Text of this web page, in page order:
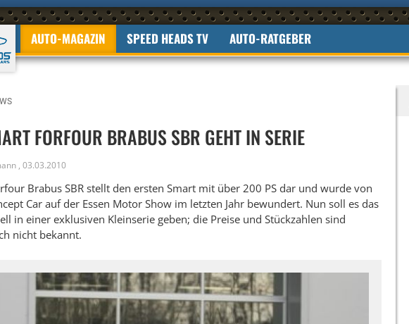
AUTO-MAGAZIN SPEED HEADS TV AUTO-RATGEBER
FORFOUR BRABUS SBR GEHT IN SERIE
, 03.03.2010
Brabus SBR stellt den ersten Smart mit über 200 PS dar und wurde von
Car auf der Essen Motor Show im letzten Jahr bewundert. Nun soll es das
in einer exklusiven Kleinserie geben; die Preise und Stückzahlen sind
nicht bekannt.